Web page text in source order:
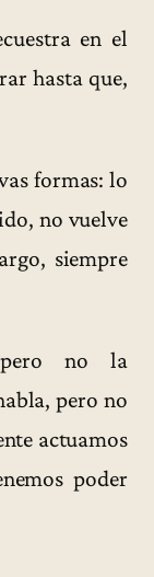
en el
hasta que,
formas: lo
no vuelve
siempre
pero no la
pero no
actuamos
poder